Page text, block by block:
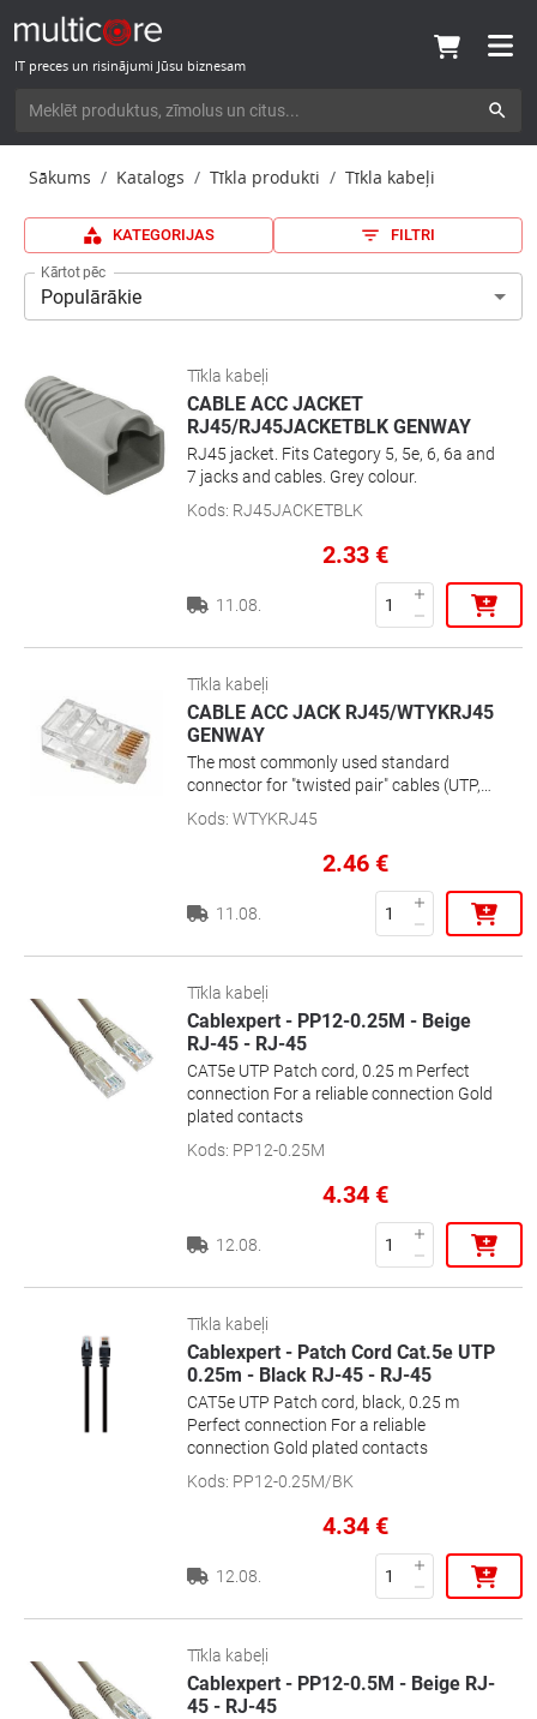
IT preces un risinājumi Jūsu biznesam
Sākums Katalogs Tīkla produkti Tīkla kabeļi
KATEGORIJAS FILTRI
Kārtot pēc
Populārākie
Tīkla kabeļi
CABLE ACC JACKET
RJ45/RJ45JACKETBLK GENWAY
RJ45 jacket. Fits Category 5, 5e, 6, 6a and
7 jacks and cables. Grey colour.
Kods: RJ45JACKETBLK
2.33€
11.08.
Tīkla kabeļi
CABLE ACC JACK RJ45/WTYKRJ45
GENWAY
The most commonly used standard
connector for "twisted pair" cables (UTP,
STP, etc. type). The body is made of
durable transparent plastic. Metal blades.
Kods: WTYKRJ45
2.46€
11.08.
Tīkla kabeļi
Cablexpert - PP12-0.25M - Beige
RJ-45 - RJ-45
CAT5e UTP Patch cord, 0.25 m Perfect
connection For a reliable connection Gold
plated contacts
Kods: PP12-0.25M
4.34€
12.08.
Tīkla kabeļi
Cablexpert - Patch Cord Cat.5e UTP
0.25m - Black RJ-45 - RJ-45
CAT5e UTP Patch cord, black, 0.25 m
Perfect connection For a reliable
connection Gold plated contacts
Kods: PP12-0.25M/BK
4.34€
12.08.
Tīkla kabeļi
Cablexpert - PP12-0.5M - Beige RJ-
45 - RJ-45